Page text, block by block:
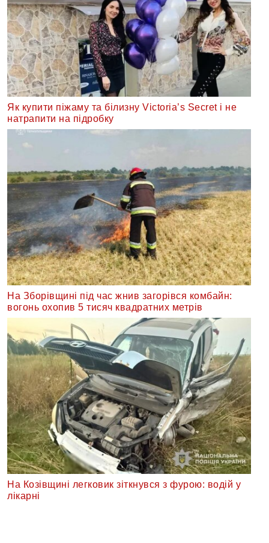
Як купити піжаму та білизну Victoria’s Secret і не
натрапити на підробку
На Зборівщині під час жнив загорівся комбайн:
вогонь охопив 5 тисяч квадратних метрів
На Козівщині легковик зіткнувся з фурою: водій у
лікарні